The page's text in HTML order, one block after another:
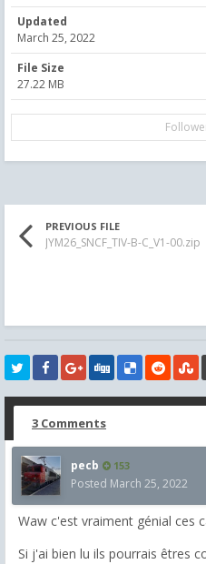
Updated
March 25, 2022
File Size
27.22 MB
PREVIOUS FILE
JYM26_SNCF_TIV-B-C_V1-00.zip
3 Comments
pecb 153
Posted March 25, 2022
Waw c'est vraiment génial ces
Si j'ai bien lu ils pourrais êtres